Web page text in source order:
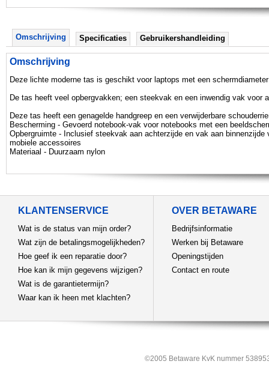
Omschrijving Specificaties Gebruikershandleiding
Omschrijving
Deze lichte moderne tas is geschikt voor laptops met een
De tas heeft veel opbergvakken; een steekvak en een inwendig vak
Deze tas heeft een genagelde handgreep en een verwijderbare
Bescherming - Gevoerd notebook-vak voor notebooks met een
Opbergruimte - Inclusief steekvak aan achterzijde en vak aan
mobiele accessoires
Materiaal - Duurzaam nylon
KLANTENSERVICE
Wat is de status van mijn order?
Wat zijn de betalingsmogelijkheden?
Hoe geef ik een reparatie door?
Hoe kan ik mijn gegevens wijzigen?
Wat is de garantietermijn?
Waar kan ik heen met klachten?
OVER BETAWARE
Bedrijfsinformatie
Werken bij Betaware
Openingstijden
Contact en route
©2005 Betaware KvK nummer